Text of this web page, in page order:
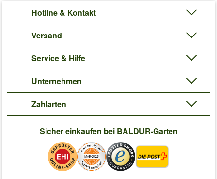
Hotline & Kontakt
Versand
Service & Hilfe
Unternehmen
Zahlarten
Sicher einkaufen bei BALDUR-Garten